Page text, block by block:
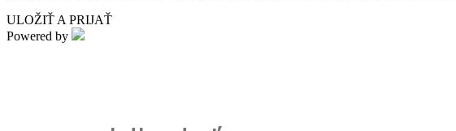
ULOŽIŤ A PRIJAŤ
Powered by